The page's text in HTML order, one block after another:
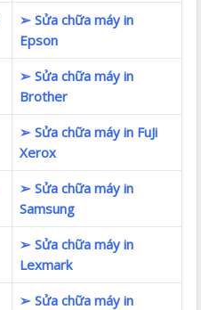
➢ Sửa chữa máy in
Epson
➢ Sửa chữa máy in
Brother
➢ Sửa chữa máy in FuJi
Xerox
➢ Sửa chữa máy in
Samsung
➢ Sửa chữa máy in
Lexmark
➢ Sửa chữa máy in